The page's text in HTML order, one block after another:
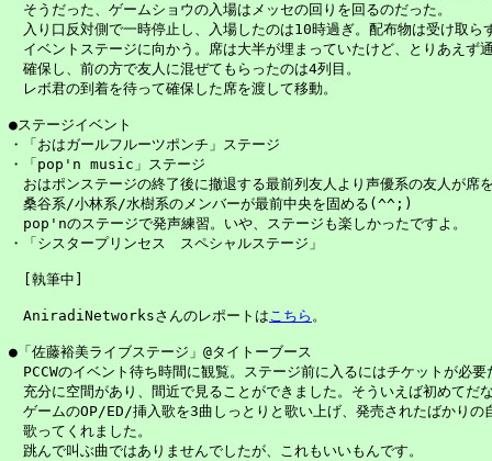
そうだった、ゲームショウの入場はメッセの回りを回るのだった。
入り口反対側で一時停止し、入場したのは10時過ぎ。配布物は受け取ら
イベントステージに向かう。席は大半が埋まっていたけど、とりあえず
確保し、前の方で友人に混ぜてもらったのは4列目。
レボ君の到着を待って確保した席を渡して移動。
●ステージイベント
・「おはガールフルーツポンチ」ステージ
・「pop'n music」ステージ
おはポンステージの終了後に撤退する最前列友人より声優系の友人が席
桑谷系/小林系/水樹系のメンバーが最前中央を固める(^^;)
pop'nのステージで発声練習。いや、ステージも楽しかったですよ。
・「シスタープリンセス　スペシャルステージ」
[執筆中]
AniradiNetworksさんのレポートはこちら 。
●「佐藤裕美ライブステージ」@タイトーブース
PCCWのイベント待ち時間に観覧。ステージ前に入るにはチケットが必
充分に空間があり、間近で見ることができました。そういえば初めてだ
ゲームのOP/ED/挿入歌を3曲しっとりと歌い上げ、発売されたばかりの
歌ってくれました。
跳んで叫ぶ曲ではありませんでしたが、これもいいもんです。